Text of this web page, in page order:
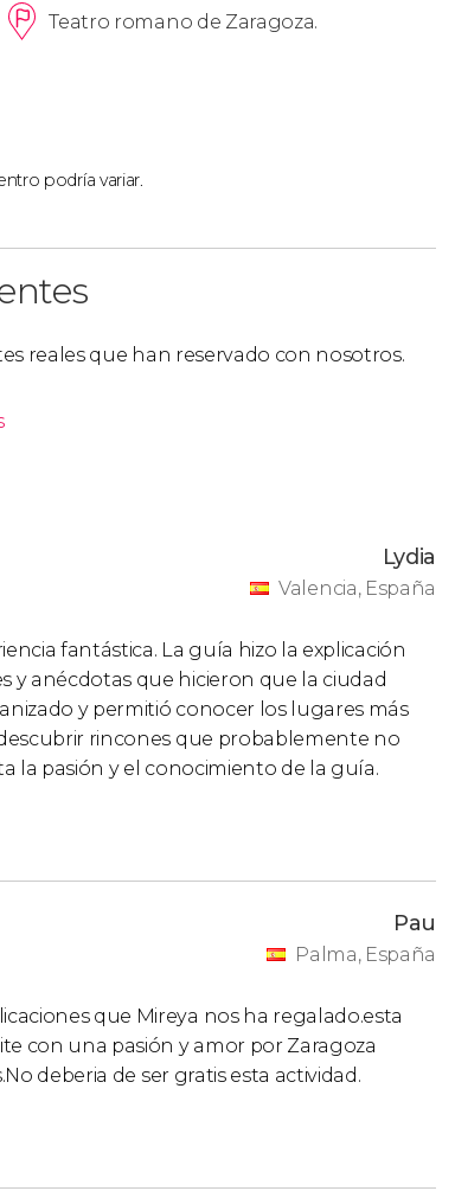
de 6 personas , aunque se hagan en
os recomendamos reservar el
Teatro romano de Zaragoza.
podría variar.
reales que han reservado con nosotros.
Lydia
Valencia, España
fantástica. La guía hizo la explicación
y anécdotas que hicieron que la ciudad
y permitió conocer los lugares más
rincones que probablemente no
la pasión y el conocimiento de la guía.
Pau
Palma, España
que Mireya nos ha regalado.esta
con una pasión y amor por Zaragoza
deberia de ser gratis esta actividad.